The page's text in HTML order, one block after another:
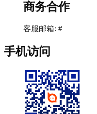
商务合作
客服邮箱: #
手机访问